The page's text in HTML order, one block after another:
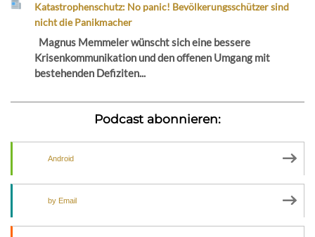
Katastrophenschutz: No panic! Bevölkerungsschützer sind
nicht die Panikmacher
Magnus Memmeler wünscht sich eine bessere
Krisenkommunikation und den offenen Umgang mit
bestehenden Defiziten...
Podcast abonnieren:
Android
by Email